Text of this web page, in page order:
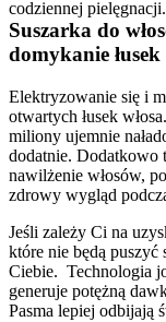
Suszarka do
domykanie łusek
Elektryzowanie się i
otwartych łusek włosa.
miliony ujemnie
dodatnie. Dodatkowo
nawilżenie włosów,
Jeśli zależy Ci na
które nie będą
Ciebie.  Technologia
generuje potężną
Pasma lepiej odbijają